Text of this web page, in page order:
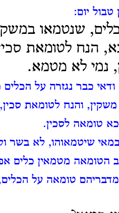
יום:
שנטמאו
הנח לטומאת
נמי לא מטמא.
ודאי כבר נגזרה על
והנח לטומאת
טומאה לסכין.
שיטמאוהו, לא בשר
הטומאה מטמאין כלים
מדבריהם טומאה על